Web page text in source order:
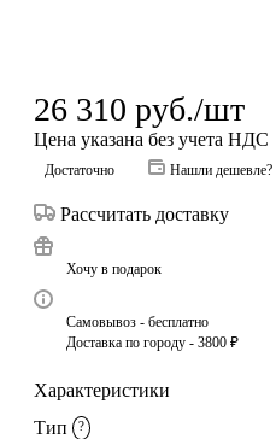
26 310 руб./шт
Цена указана без учета НДС
Достаточно Нашли дешевле?
Рассчитать доставку
Хочу в подарок
Самовывоз - бесплатно
Доставка по городу - 3800 ₽
Характеристики
Тип
?